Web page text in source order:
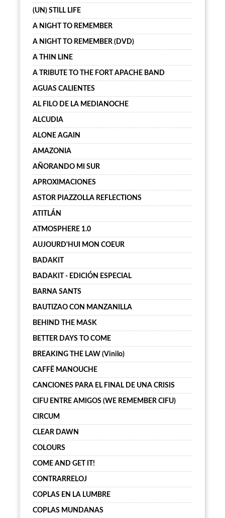
(UN) STILL LIFE
A NIGHT TO REMEMBER
A NIGHT TO REMEMBER (DVD)
A THIN LINE
A TRIBUTE TO THE FORT APACHE BAND
AGUAS CALIENTES
AL FILO DE LA MEDIANOCHE
ALCUDIA
ALONE AGAIN
AMAZONIA
AÑORANDO MI SUR
APROXIMACIONES
ASTOR PIAZZOLLA REFLECTIONS
ATITLÁN
ATMOSPHERE 1.0
AUJOURD'HUI MON COEUR
BADAKIT
BADAKIT - EDICIÓN ESPECIAL
BARNA SANTS
BAUTIZAO CON MANZANILLA
BEHIND THE MASK
BETTER DAYS TO COME
BREAKING THE LAW (Vinilo)
CAFFË MANOUCHE
CANCIONES PARA EL FINAL DE UNA CRISIS
CIFU ENTRE AMIGOS (WE REMEMBER CIFU)
CIRCUM
CLEAR DAWN
COLOURS
COME AND GET IT!
CONTRARRELOJ
COPLAS EN LA LUMBRE
COPLAS MUNDANAS